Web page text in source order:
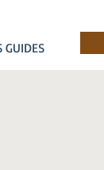
GUIDES